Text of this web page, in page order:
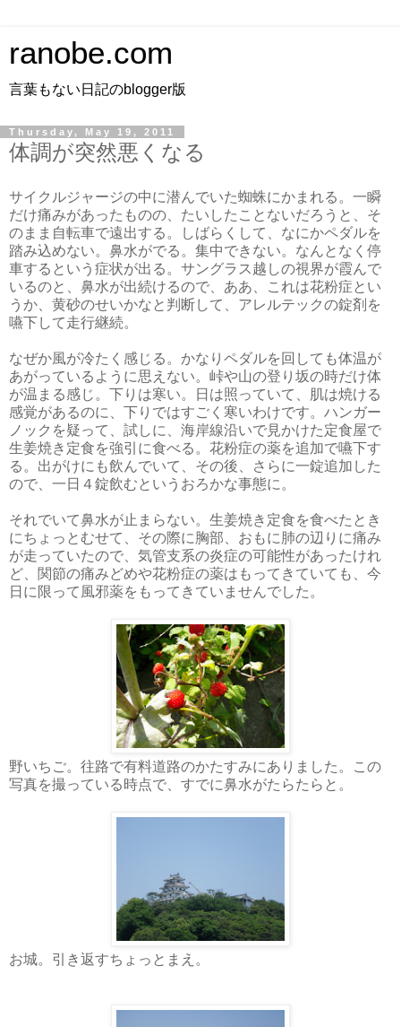
ranobe.com
言葉もない日記のblogger版
Thursday, May 19, 2011
体調が突然悪くなる
サイクルジャージの中に潜んでいた蜘蛛にかまれる。一瞬
だけ痛みがあったものの、たいしたことないだろうと、そ
のまま自転車で遠出する。しばらくして、なにかペダルを
踏み込めない。鼻水がでる。集中できない。なんとなく停
車するという症状が出る。サングラス越しの視界が霞んで
いるのと、鼻水が出続けるので、ああ、これは花粉症とい
うか、黄砂のせいかなと判断して、アレルテックの錠剤を
嚥下して走行継続。
なぜか風が冷たく感じる。かなりペダルを回しても体温が
あがっているように思えない。峠や山の登り坂の時だけ体
が温まる感じ。下りは寒い。日は照っていて、肌は焼ける
感覚があるのに、下りではすごく寒いわけです。ハンガー
ノックを疑って、試しに、海岸線沿いで見かけた定食屋で
生姜焼き定食を強引に食べる。花粉症の薬を追加で嚥下す
る。出がけにも飲んでいて、その後、さらに一錠追加した
ので、一日４錠飲むというおろかな事態に。
それでいて鼻水が止まらない。生姜焼き定食を食べたとき
にちょっとむせて、その際に胸部、おもに肺の辺りに痛み
が走っていたので、気管支系の炎症の可能性があったけれ
ど、関節の痛みどめや花粉症の薬はもってきていても、今
日に限って風邪薬をもってきていませんでした。
野いちご。往路で有料道路のかたすみにありました。この
写真を撮っている時点で、すでに鼻水がたらたらと。
お城。引き返すちょっとまえ。